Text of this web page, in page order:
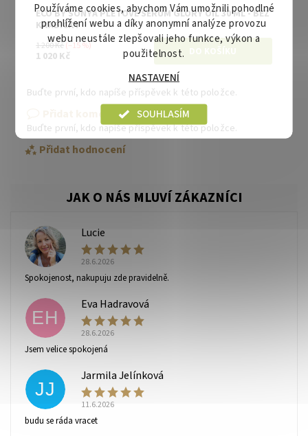
ECO BY SONYA PLEŤOVÉ SÉRUM GLORY OIL 30 ML - BEZ
KRABIČKY
1 200 Kč(–15 %)
1 020 Kč
Buďte první, kdo napíše příspěvek k této položce.
Přidat komentář
Buďte první, kdo napíše příspěvek k této položce.
Přidat hodnocení
Vaše osobní údaje budou zpracovány dle
ochrany osobních údajů
L
Lucie
28.6.2026
Spokojenost, nakupuju zde pravidelně.
EH
Eva Hadravová
28.6.2026
Jsem velice spokojená
JJ
Jarmila Jelínková
11.6.2026
budu se ráda vracet
Používáme cookies, abychom Vám umožnili pohodlné
prohlížení webu a díky anonymní analýze provozu
webu neustále zlepšovali jeho funkce, výkon a
použitelnost.
NASTAVENÍ
SOUHLASÍM